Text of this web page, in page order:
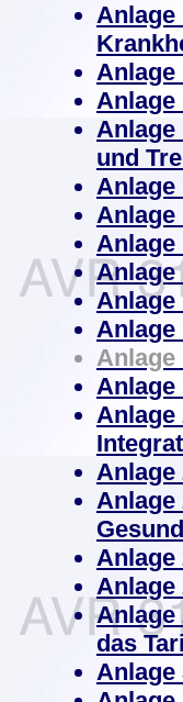
Anlage
Anlage
Anlage
Anlage
und
Anlage
Anlage
Anlage
Anlage
Anlage
Anlage
Anlage
Anlage
Anlage
Anlage
Anlage
Anlage
Anlage
Anlage
das
Anlage